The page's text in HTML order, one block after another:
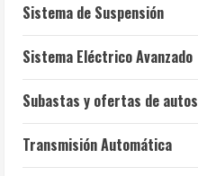
Sistema de Suspensión
Sistema Eléctrico Avanzado
Subastas y ofertas de autos
Transmisión Automática